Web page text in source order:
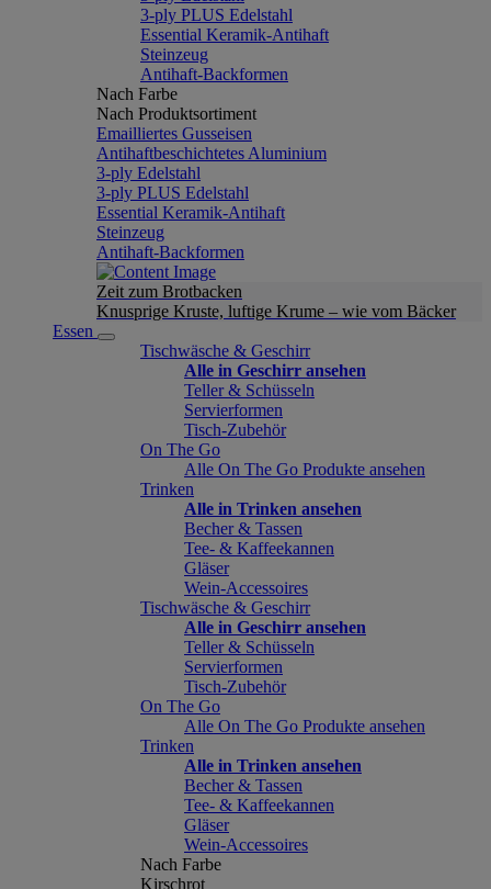
3-ply PLUS Edelstahl
Essential Keramik-Antihaft
Steinzeug
Antihaft-Backformen
Nach Farbe
Nach Produktsortiment
Emailliertes Gusseisen
Antihaftbeschichtetes Aluminium
3-ply Edelstahl
3-ply PLUS Edelstahl
Essential Keramik-Antihaft
Steinzeug
Antihaft-Backformen
Zeit zum Brotbacken
Knusprige Kruste, luftige Krume – wie vom Bäcker
Essen
Tischwäsche & Geschirr
Alle in Geschirr ansehen
Teller & Schüsseln
Servierformen
Tisch-Zubehör
On The Go
Alle On The Go Produkte ansehen
Trinken
Alle in Trinken ansehen
Becher & Tassen
Tee- & Kaffeekannen
Gläser
Wein-Accessoires
Tischwäsche & Geschirr
Alle in Geschirr ansehen
Teller & Schüsseln
Servierformen
Tisch-Zubehör
On The Go
Alle On The Go Produkte ansehen
Trinken
Alle in Trinken ansehen
Becher & Tassen
Tee- & Kaffeekannen
Gläser
Wein-Accessoires
Nach Farbe
Kirschrot